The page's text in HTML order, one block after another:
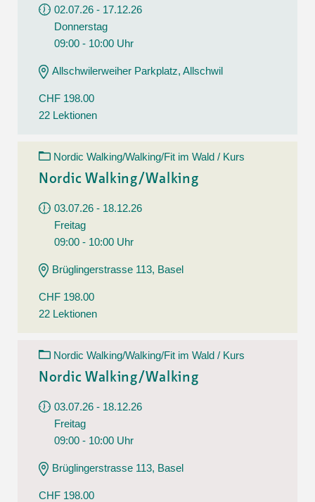
02.07.26 - 17.12.26
Donnerstag
09:00 - 10:00 Uhr
Allschwilerweiher Parkplatz, Allschwil
CHF 198.00
22 Lektionen
Nordic Walking/Walking/Fit im Wald / Kurs
Nordic Walking/Walking
03.07.26 - 18.12.26
Freitag
09:00 - 10:00 Uhr
Brüglingerstrasse 113, Basel
CHF 198.00
22 Lektionen
Nordic Walking/Walking/Fit im Wald / Kurs
Nordic Walking/Walking
03.07.26 - 18.12.26
Freitag
09:00 - 10:00 Uhr
Brüglingerstrasse 113, Basel
CHF 198.00